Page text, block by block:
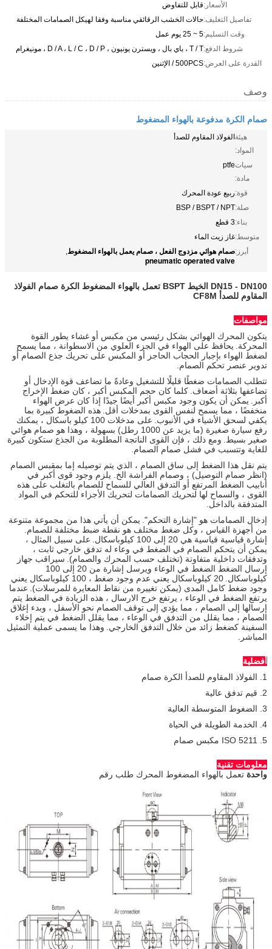
الأسعار:قابل للتفاوض
تفاصيل التغليف:حالات الخشب الرقائقي مناسبة وفقا لهيكل الصمامات المختلفة
وقت التسليم:5 ~ 25 يوم عمل
شروط الدفع:T / T ، باي بال ، ويسترن يونيون ، D / A ، L / C ، D / P ، مونيغرام
القدرة على العرض:500PCS / الإثنين
وصف
صمام الكرة مدفوعة بالهواء المضغوط
هيئة
المواد:
الفولاذ المقاوم للصدأ
سيات
مادة:
ptfe
قوة:ربيع عودة المحرك
صلة:BSP / BSPT / NPT
بناء:3 قطع
متوسط:غاز زيت الماء
أبرز:صمام هوائي مزدوج الفعل ، صمام يعمل بالهواء المضغوط,
pneumatic operated valve
DN15 - DN100 الخيط BSPT تعمل بالهواء المضغوط الكرة صمام الفولاذ
المقاوم للصدأ CF8M
مواصفات
يتكون المحرك الهوائي بشكل رئيسي من مكبس أو غشاء يطور القوة
المحركة. يحافظ على الهواء في الجزء العلوي من الاسطوانة ، مما يسمح
لضغط الهواء بإجبار الحجاب الحاجز أو المكبس على تحريك جذع الصمام أو
تدوير عنصر تحكم الصمام.
تتطلب الصمامات ضغطًا قليلًا للتشغيل وعادةً ما تضاعف قوة الإدخال أو
تضاعفها بثلاثة أضعاف. كلما كان حجم المكبس أكبر ، كان ضغط الإخراج
أكبر.
يمكن أن يكون وجود مكبس أكبر أيضًا جيدًا إذا كان عرض الهواء
منخفضًا ، مما يسمح لنفس القوى بمدخلات أقل. هذه الضغوط كبيرة بما
يكفي لسحق الأشياء في الأنبوب.
على مدخلات 100 كيلو باسكال ، يمكنك
رفع سيارة صغيرة (ما يزيد عن 1000 رطل) بسهولة ، وهذا هو صمام هوائي
صغير بسيط. ومع ذلك ، فإن القوى الناتجة المطلوبة من الجذع ستكون كبيرة
للغاية وتتسبب في فشل صمام الصمام.
يتم نقل هذا الضغط إلى ساق الصمام ، الذي يتم توصيله إما بمقبس الصمام
(انظر صمام التوصيل) ، وصمام الفراشة الخ. يلزم وجود قوى أكبر في
أنابيب الضغط المرتفع أو التدفق العالي للسماح للصمام بالتغلب على هذه
القوى ، والسماح لها لتحريك الصمامات لتحريك الأجزاء للتحكم في المواد
المتدفقة بالداخل.
إدخال الصمامات هو "إشارة التحكم". يمكن أن يأتي هذا من مجموعة متنوعة
من أجهزة القياس ، وكل ضغط مختلف هو نقطة ضبط مختلفة للصمام.
إشارة قياسية قياسية هي 20 إلى 100 كيلوباسكال.
على سبيل المثال ،
يمكن أن يتحكم الصمام في الضغط في وعاء له تدفق خارجي ثابت ،
وتدفقات داخلية متفاوتة (تختلف حسب المحرك والصمام). سيراقب جهاز
إرسال الضغط الضغط في الوعاء ويرسل إشارة من 20 إلى 100
كيلوباسكال.
20 كيلوباسكال يعني عدم وجود ضغط ، 100 كيلوباسكال يعني
وجود ضغط كامل المدى (يمكن تغييره من نقاط المعايرة للمرسلات). عندما
يرتفع الضغط في الوعاء ، يرتفع خرج الارسال ، هذه الزيادة في الضغط يتم
إرسالها إلى الصمام ، مما يؤدي إلى توقف الصمام نحو الأسفل ، وبدء إغلاق
الصمام ، مما يقلل من التدفق في الوعاء ، مما يقلل الضغط في يتم إخلاء
السفينة كضغط زائد من خلال التدفق الخارجي. وهذا ما يسمى عملية التمثيل
المباشر.
أفضلية
1. الفولاذ المقاوم للصدأ الكرة صمام
2. قيم تدفق عالية
3. الضغوط المتوسطة العالية
4. الخدمة الطويلة في الحياة
5. ISO 5211 مكبس صمام
معلومات تقنية
واحدة تعمل بالهواء المضغوط المحرك طلب رقم